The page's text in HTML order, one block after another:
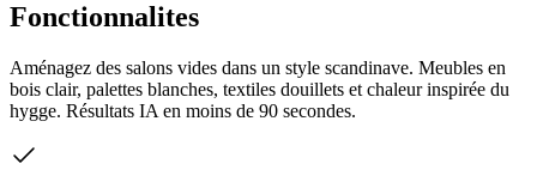
Fonctionnalites
Aménagez des salons vides dans un style scandinave. Meubles en
bois clair, palettes blanches, textiles douillets et chaleur inspirée du
hygge. Résultats IA en moins de 90 secondes.